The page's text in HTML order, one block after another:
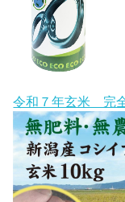
令和７年玄米 完